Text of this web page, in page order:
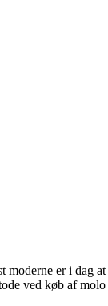
er i
ved køb af